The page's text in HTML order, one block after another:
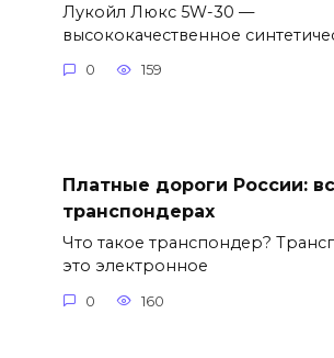
Лукойл Люкс 5W-30 —
высококачественное
0 159
Платные дороги России:
транспондерах
Что такое транспондер?
это электронное
0 160